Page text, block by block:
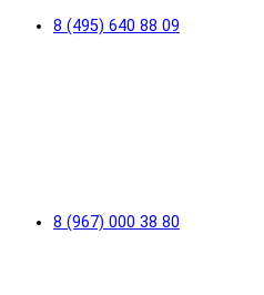
8 (495) 640 88 09
8 (967) 000 38 80